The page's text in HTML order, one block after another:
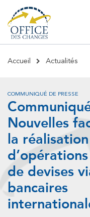
Fil
Accueil Actualités
COMMUNIQUÉ DE PRESSE
Nouvelles
la réalisation
de devises
bancaires